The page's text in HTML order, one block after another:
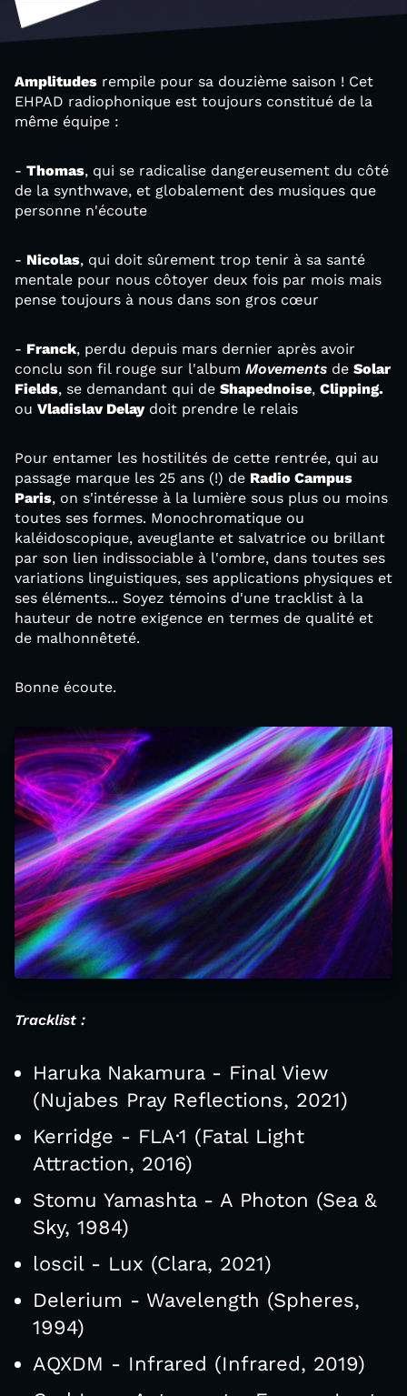
Amplitudes rempile pour sa douzième saison ! Cet
EHPAD radiophonique est toujours constitué de la
même équipe :
- Thomas, qui se radicalise dangereusement du côté
de la synthwave, et globalement des musiques que
personne n'écoute
- Nicolas, qui doit sûrement trop tenir à sa santé
mentale pour nous côtoyer deux fois par mois mais
pense toujours à nous dans son gros cœur
- Franck, perdu depuis mars dernier après avoir
conclu son fil rouge sur l'album Movements de Solar
Fields, se demandant qui de Shapednoise, Clipping.
ou Vladislav Delaydoit prendre le relais
Pour entamer les hostilités de cette rentrée, qui au
passage marque les 25 ans (!) de Radio Campus
Paris, on s'intéresse à la lumière sous plus ou moins
toutes ses formes. Monochromatique ou
kaléidoscopique, aveuglante et salvatrice ou brillant
par son lien indissociable à l'ombre, dans toutes ses
variations linguistiques, ses applications physiques et
ses éléments... Soyez témoins d'une tracklist à la
hauteur de notre exigence en termes de qualité et
de malhonnêteté.
Bonne écoute.
Tracklist :
Haruka Nakamura - Final View
(Nujabes Pray Reflections, 2021)
Kerridge - FLA·1 (Fatal Light
Attraction, 2016)
Stomu Yamashta - A Photon (Sea &
Sky, 1984)
loscil - Lux (Clara, 2021)
Delerium - Wavelength (Spheres,
1994)
AQXDM - Infrared (Infrared, 2019)